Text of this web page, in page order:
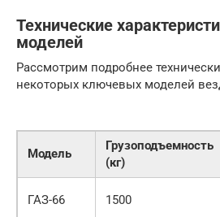
Технические
моделей
Рассмотрим подробнее
некоторых ключевых моделей
Модель
Грузоподъемность
(кг)
ГАЗ-66 1500